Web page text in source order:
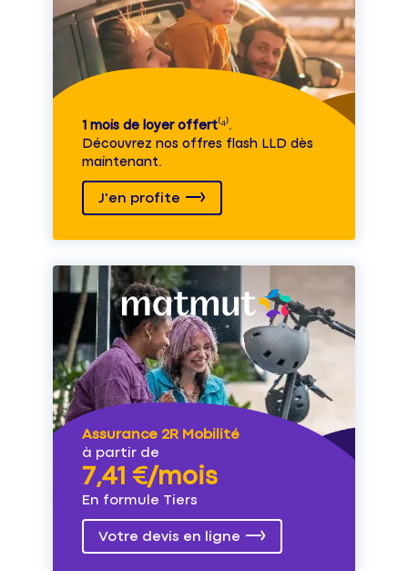
1 mois de loyer offert⁽⁴⁾.
Découvrez nos offres flash LLD dès
maintenant.
J'en profite
Assurance 2R Mobilité
à partir de
7,41 €/mois
En formule Tiers
Votre devis en ligne